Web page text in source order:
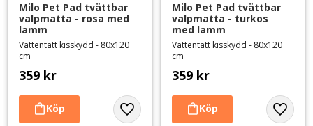
Milo Pet Pad tvättbar
valpmatta - rosa med
lamm
Vattentätt kisskydd - 80x120
cm
359 kr
Lägg till i favoriter
Milo Pet Pad tvättbar
valpmatta - turkos
med lamm
Vattentätt kisskydd - 80x120
cm
359 kr
Lägg